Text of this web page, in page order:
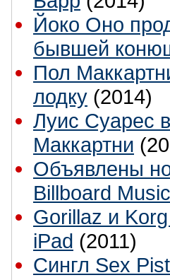
Йоко Оно
бывшей
Пол
лодку (2014)
Луис Суарес
Маккартни
Объявлены
Billboard
Gorillaz и
iPad (2011)
Сингл Sex